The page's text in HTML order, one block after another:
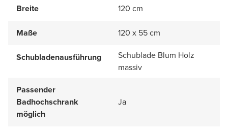
Breite 120 cm
Maße 120 x 55 cm
Schubladenausführung
Schublade Blum Holz
massiv
Passender
Badhochschrank
möglich
Ja